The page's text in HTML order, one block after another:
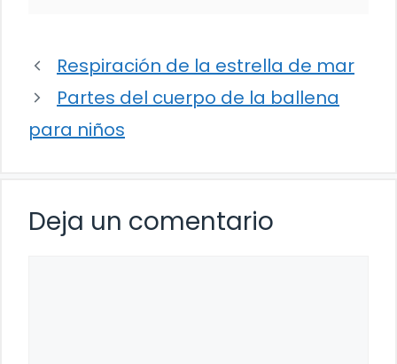
Respiración de la estrella de mar
Partes del cuerpo de la ballena
para niños
Deja un comentario